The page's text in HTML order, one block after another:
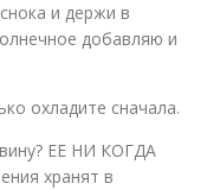
и держи в
добавляю и
охладите сначала.
ЕЕ НИ КОГДА
хранят в